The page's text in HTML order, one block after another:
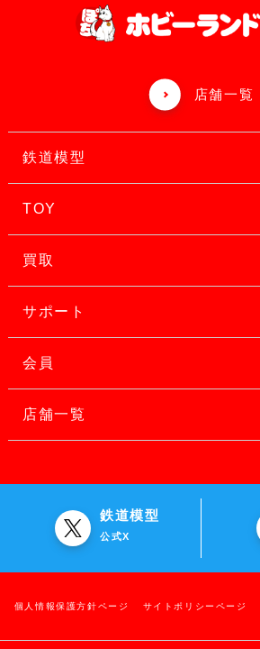
店舗一覧
鉄道模型
TOY
買取
サポート
会員
店舗一覧
鉄道模型
公式X
個人情報保護方針ページ サイトポリシーページ